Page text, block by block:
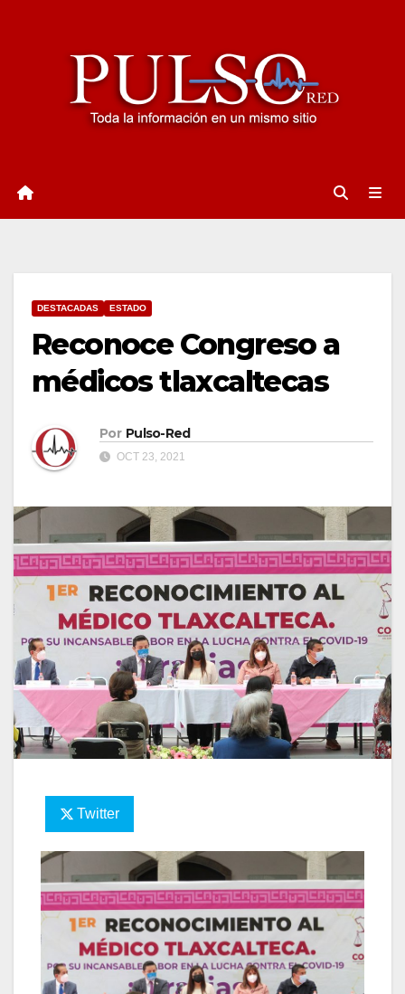
DESTACADAS ESTADO
Reconoce Congreso a
médicos tlaxcaltecas
Por Pulso-Red
OCT 23, 2021
Twitter